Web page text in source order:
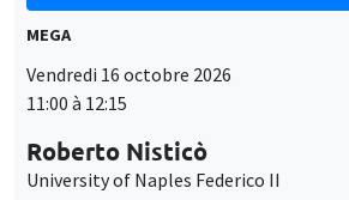
MEGA
Vendredi 16 octobre 2026
11:00 à 12:15
Roberto Nisticò
University of Naples Federico II